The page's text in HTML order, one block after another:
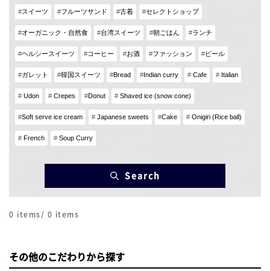
スイーツ フルーツサンド 古着 セレクトショップ
オーガニック・自然食 台湾スイーツ 朝ごはん ランチ
ヘルシースイーツ コーヒー お酒 ファッション ビール
ガレット 韓国スイーツ Bread Indian curry Cafe Italian
Udon Crepes Donut Shaved ice (snow cone)
Soft serve ice cream Japanese sweets Cake Onigiri (Rice ball)
French Soup Curry
Search
0 items/ 0 items
その他のこだわりから探す